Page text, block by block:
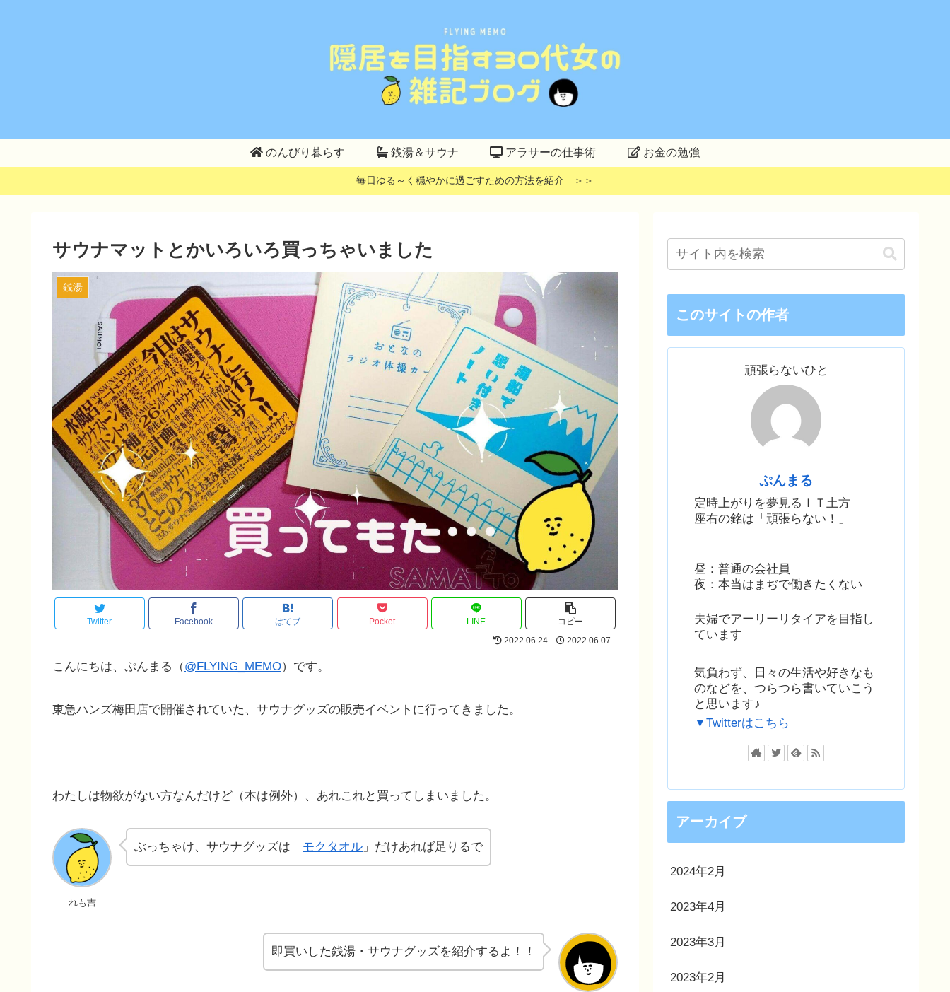
のんびり暮らす 銭湯＆サウナ アラサーの仕事術 お金の勉強
毎日ゆる～く穏やかに過ごすための方法を紹介 ＞＞
サウナマットとかいろいろ買っちゃいました
銭湯
Twitter Facebook はてブ Pocket LINE
コピー
2022.06.24
2022.06.07
こんにちは、ぷんまる（@FLYING_MEMO）です。
東急ハンズ梅田店で開催されていた、サウナグッズの販売イベントに行ってきました。
わたしは物欲がない方なんだけど（本は例外）、あれこれと買ってしまいました。
れも吉
ぶっちゃけ、サウナグッズは「 モクタオル 」だけあれば足りるで
即買いした銭湯・サウナグッズを紹介するよ！！
このサイトの作者
頑張らないひと
ぷんまる
定時上がりを夢見るＩＴ土方
座右の銘は「頑張らない！」
昼：普通の会社員
夜：本当はまぢで働きたくない
夫婦でアーリーリタイアを目指し
ています
気負わず、日々の生活や好きなも
のなどを、つらつら書いていこう
と思います♪
▼Twitterはこちら
アーカイブ
2024年2月
2023年4月
2023年3月
2023年2月